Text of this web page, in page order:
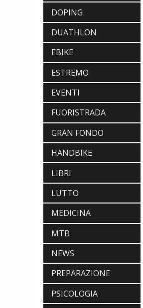
DOPING
DUATHLON
EBIKE
ESTREMO
EVENTI
FUORISTRADA
GRAN FONDO
HANDBIKE
LIBRI
LUTTO
MEDICINA
MTB
NEWS
PREPARAZIONE
PSICOLOGIA
SCARPE
DMT. TADEJ POGACAR, LA MAGLIA